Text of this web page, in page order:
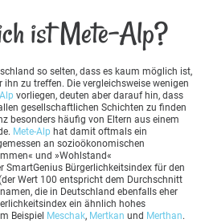
ist Mete-Alp?
so selten, dass es kaum möglich ist,
zu treffen. Die vergleichsweise wenigen
vorliegen, deuten aber darauf hin, dass
gesellschaftlichen Schichten zu finden
besonders häufig von Eltern aus einem
Mete-Alp hat damit oftmals ein
an sozioökonomischen
und »Wohlstand«
Bürgerlichkeitsindex für den
Wert 100 entspricht dem Durchschnitt
die in Deutschland ebenfalls eher
ein ähnlich hohes
Beispiel Meschak, Mertkan und Merthan.